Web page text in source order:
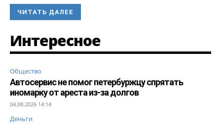
ЧИТАТЬ ДАЛЕЕ
Интересное
Общество
Автосервис не помог петербуржцу спрятать
иномарку от ареста из-за долгов
04.08.2026 14:14
Деньги